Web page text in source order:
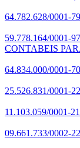
64.782.628/0001-79
59.778.164/0001-97
CONTABEIS
64.834.000/0001-70
25.526.831/0001-22
11.103.059/0001-21
09.661.733/0002-22